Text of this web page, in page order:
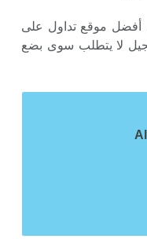
موقع تداول على
لا يتطلب سوى بضع